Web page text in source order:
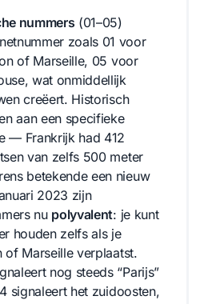
nummers (01–05)
zoals 01 voor
of Marseille, 05 voor
wat onmiddellijk
creëert. Historisch
aan een specifieke
— Frankrijk had 412
van zelfs 500 meter
betekende een nieuw
2023 zijn
nu polyvalent: je kunt
houden zelfs als je
of Marseille verplaatst.
nog steeds “Parijs”
signaleert het zuidoosten,